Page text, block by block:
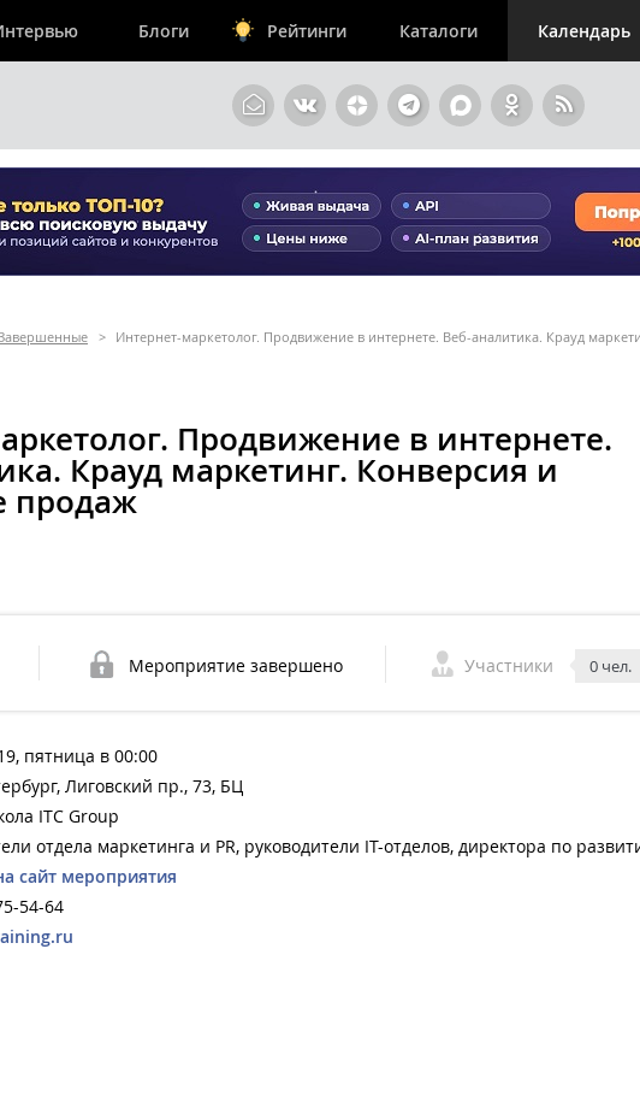
Блоги Рейтинги Каталоги Календарь
>
Интернет-маркетолог. Продвижение в интернете. Веб-аналитика. Крауд
Продвижение в интернете.
Крауд маркетинг. Конверсия и
продаж
Мероприятие завершено Участники 0 чел.
пятница в 00:00
Лиговский пр., 73, БЦ
ITC Group
отдела маркетинга и PR, руководители IT-отделов, директора по
сайт мероприятия
54-64